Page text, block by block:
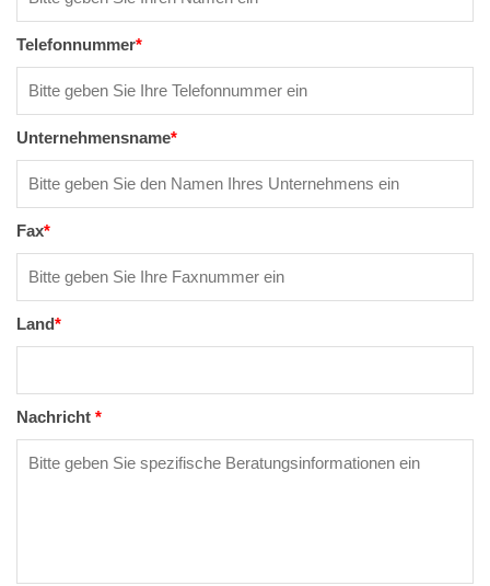
Telefonnummer*
Unternehmensname*
Fax*
Land*
Nachricht *